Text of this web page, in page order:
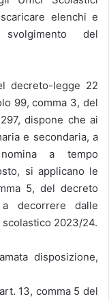
elenchi e
del
decreto-legge 22
99, comma 3, del
dispone che ai
e secondaria, a
a tempo
si applicano le
5, del decreto
decorrere dalle
scolastico 2023/24.
disposizione,
13, comma 5 del